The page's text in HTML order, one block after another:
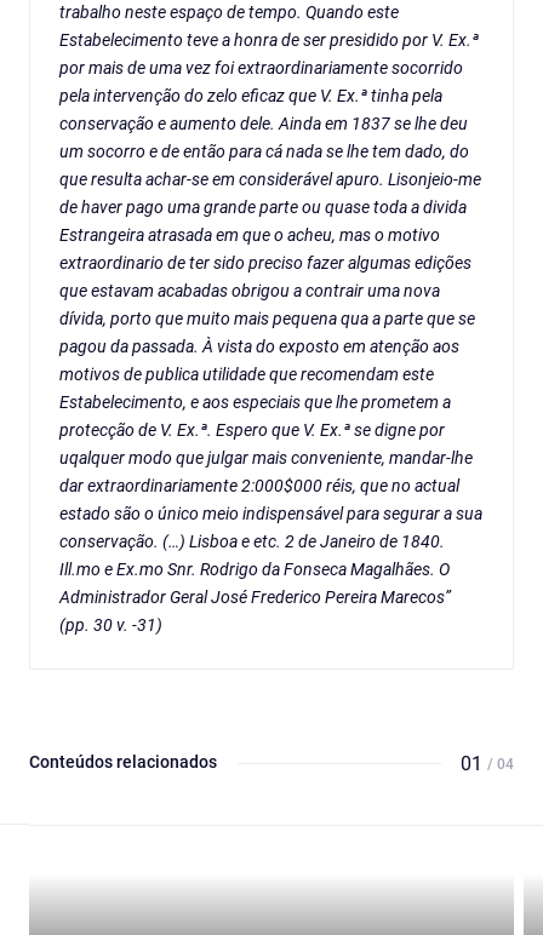
trabalho neste espaço de tempo. Quando este
Estabelecimento teve a honra de ser presidido por V. Ex.ª
por mais de uma vez foi extraordinariamente socorrido
pela intervenção do zelo eficaz que V. Ex.ª tinha pela
conservação e aumento dele. Ainda em 1837 se lhe deu
um socorro e de então para cá nada se lhe tem dado, do
que resulta achar-se em considerável apuro. Lisonjeio-me
de haver pago uma grande parte ou quase toda a divida
Estrangeira atrasada em que o acheu, mas o motivo
extraordinario de ter sido preciso fazer algumas edições
que estavam acabadas obrigou a contrair uma nova
dívida, porto que muito mais pequena qua a parte que se
pagou da passada. À vista do exposto em atenção aos
motivos de publica utilidade que recomendam este
Estabelecimento, e aos especiais que lhe prometem a
protecção de V. Ex.ª. Espero que V. Ex.ª se digne por
uqalquer modo que julgar mais conveniente, mandar-lhe
dar extraordinariamente 2:000$000 réis, que no actual
estado são o único meio indispensável para segurar a sua
conservação. (…) Lisboa e etc. 2 de Janeiro de 1840.
Ill.mo e Ex.mo Snr. Rodrigo da Fonseca Magalhães. O
Administrador Geral José Frederico Pereira Marecos”
(pp. 30 v. -31)
Conteúdos relacionados 01 / 04